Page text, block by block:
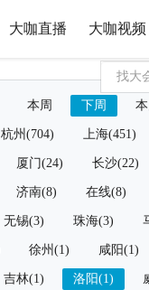
大咖直播 大咖视频
本周 下周
杭州(704) 上海(451)
厦门(24) 长沙(22)
济南(8) 在线(8)
无锡(3) 珠海(3)
徐州(1) 咸阳(1)
吉林(1) 洛阳(1)